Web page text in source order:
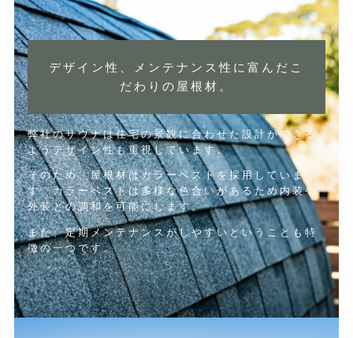
デザイン性、メンテナンス性に富んだこ
だわりの屋根材。
弊社のサウナは住宅の景観に合わせた設計ができる
ようデザイン性も重視しています。
そのため、屋根材はカラーベストを採用していま
す。カラーベストは多様な色合いがあるため内装や
外装との調和を可能にします。
また、定期メンテナンスがしやすいということも特
徴の一つです。